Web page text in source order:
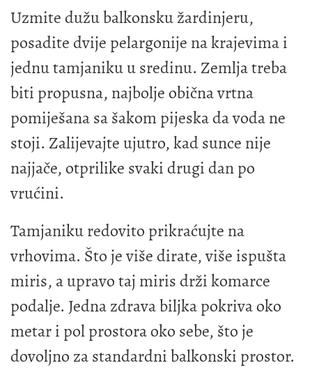
Uzmite dužu balkonsku žardinjeru,
posadite dvije pelargonije na krajevima i
jednu tamjaniku u sredinu. Zemlja treba
biti propusna, najbolje obična vrtna
pomiješana sa šakom pijeska da voda ne
stoji. Zalijevajte ujutro, kad sunce nije
najjače, otprilike svaki drugi dan po
vrućini.
Tamjaniku redovito prikraćujte na
vrhovima. Što je više dirate, više ispušta
miris, a upravo taj miris drži komarce
podalje. Jedna zdrava biljka pokriva oko
metar i pol prostora oko sebe, što je
dovoljno za standardni balkonski prostor.